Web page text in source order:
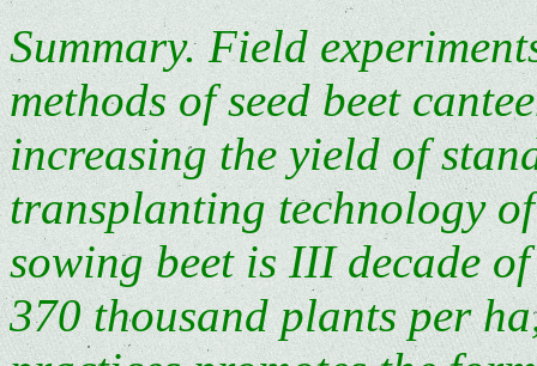
Summary. Field
methods of seed beet
increasing the yield of
transplanting technology
sowing beet is III decade
370 thousand plants per